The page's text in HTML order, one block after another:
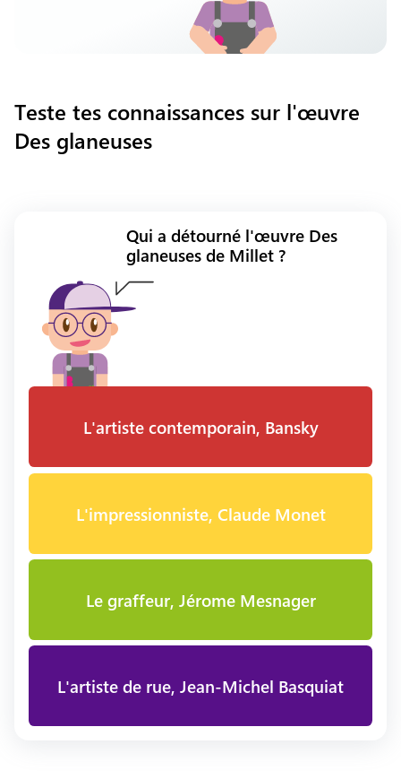
Teste tes connaissances sur l'œuvre
Des glaneuses
Qui a détourné l'œuvre Des
glaneuses de Millet ?
L'artiste contemporain, Bansky
L'impressionniste, Claude Monet
Le graffeur, Jérome Mesnager
L'artiste de rue, Jean-Michel Basquiat